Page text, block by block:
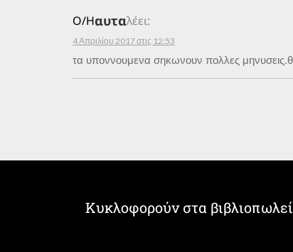
Ο/Ηαυταλέει:
4 Απριλίου 2017 στις 12:53
τα υποννουμενα σηκωνουν πολλες
Κυκλοφορούν στα